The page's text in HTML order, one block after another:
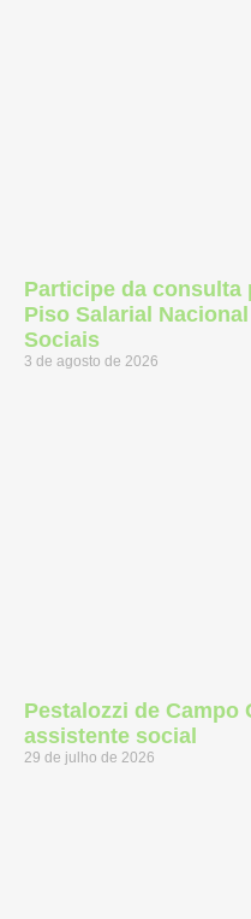
Participe da consulta
Piso Salarial
Sociais
3 de agosto de 2026
Pestalozzi de Campo
assistente social
29 de julho de 2026